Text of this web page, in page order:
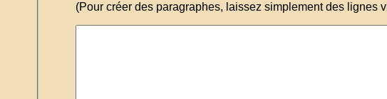
(Pour créer des paragraphes, laissez simplement des lignes